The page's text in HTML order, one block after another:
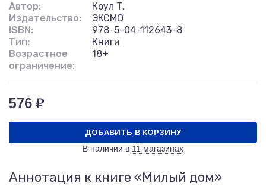
Автор:
Коул Т.
Издательство:
ЭКСМО
ISBN:
978-5-04-112643-8
Тип:
Книги
Возрастное
ограничение:
18+
576 ₽
ДОБАВИТЬ В КОРЗИНУ
В наличии в 11 магазинах
Аннотация к книге «Милый дом»